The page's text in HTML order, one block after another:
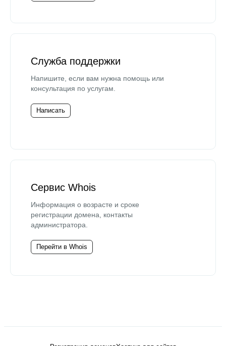
Служба поддержки
Напишите, если вам нужна помощь или
консультация по услугам.
Написать
Сервис Whois
Информация о возрасте и сроке
регистрации домена, контакты
администратора.
Перейти в Whois